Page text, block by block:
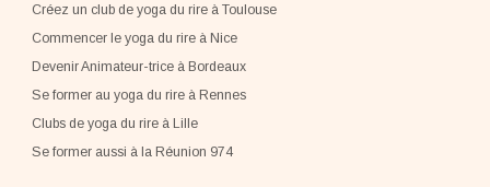
Créez un club de yoga du rire à Toulouse
Commencer le yoga du rire à Nice
Devenir Animateur-trice à Bordeaux
Se former au yoga du rire à Rennes
Clubs de yoga du rire à Lille
Se former aussi à la Réunion 974